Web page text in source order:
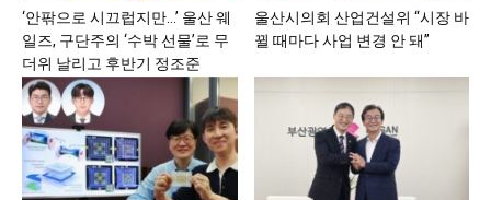
‘안팎으로 시끄럽지만…’ 울산 웨
일즈, 구단주의 ‘수박 선물’로 무
더위 날리고 후반기 정조준
울산시의회 산업건설위 “시장 바
뀔 때마다 사업 변경 안 돼”